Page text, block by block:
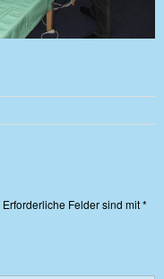
Erforderliche Felder sind mit*